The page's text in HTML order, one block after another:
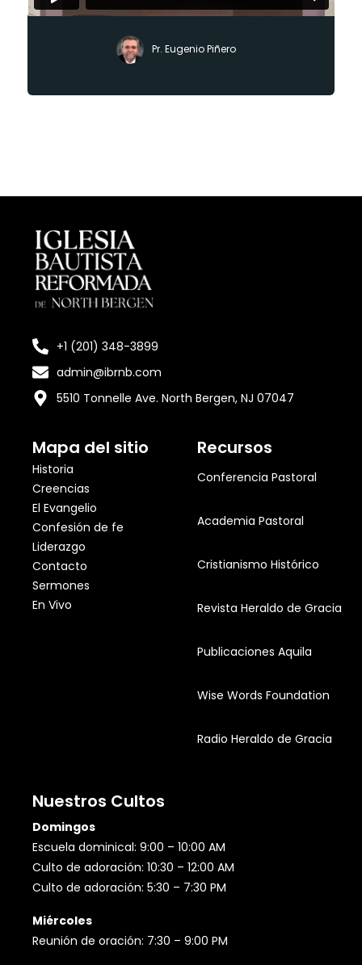
Pr. Eugenio Piñero
+1 (201) 348-3899
admin@ibrnb.com
5510 Tonnelle Ave. North Bergen, NJ 07047
Mapa del sitio
Historia
Creencias
El Evangelio
Confesión de fe
Liderazgo
Contacto
Sermones
En Vivo
Recursos
Conferencia Pastoral
Academia Pastoral
Cristianismo Histórico
Revista Heraldo de Gracia
Publicaciones Aquila
Wise Words Foundation
Radio Heraldo de Gracia
Nuestros Cultos
Domingos
Escuela dominical: 9:00 – 10:00 AM
Culto de adoración: 10:30 – 12:00 AM
Culto de adoración: 5:30 – 7:30 PM
Miércoles
Reunión de oración: 7:30 – 9:00 PM